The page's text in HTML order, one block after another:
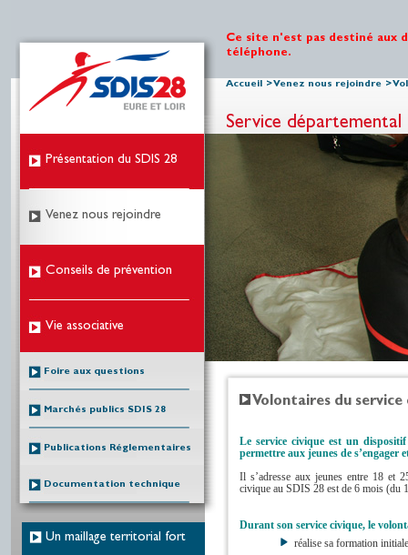
Présentation du SDIS 28
Venez nous rejoindre
Conseils de prévention
Vie associative
Foire aux questions
Marchés publics SDIS 28
Publications Réglementaires
Documentation technique
Un maillage territorial fort
Ce site n'est pas destiné aux
téléphone.
Accueil >Venez nous rejoindre >
Service
Volontaires du service
Le service civique est un
permettre aux jeunes de s’engager
Il s’adresse aux jeunes entre 18 et
civique au SDIS 28 est de 6 mois (du
Durant son service civique, le
réalise sa formation